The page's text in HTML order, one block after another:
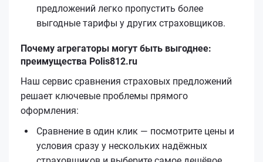
предложений легко пропустить более
выгодные тарифы у других страховщиков.
Почему агрегаторы могут быть выгоднее:
преимущества Polis812.ru
Наш сервис сравнения страховых предложений
решает ключевые проблемы прямого
оформления:
Сравнение в один клик — посмотрите цены и
условия сразу у нескольких надёжных